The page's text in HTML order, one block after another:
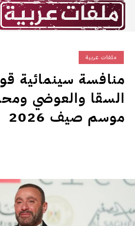
ملفات عربية
منافسة سينمائية
السقا والعوضي
موسم صيف 2026